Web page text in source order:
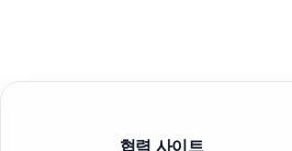
협력 사이트